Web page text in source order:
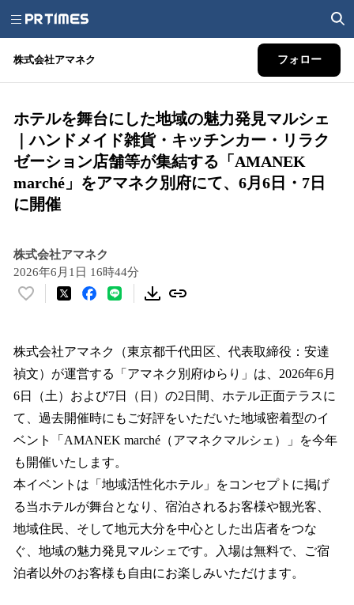
株式会社アマネク フォロー
ホテルを舞台にした地域の魅力発見マルシェ
｜ハンドメイド雑貨・キッチンカー・リラク
ゼーション店舗等が集結する「AMANEK
marché」をアマネク別府にて、6月6日・7日
に開催
株式会社アマネク
2026年6月1日 16時44分
い
！
数
を
読
込
中
で
す
株式会社アマネク（東京都千代田区、代表取締役：安達
禎文）が運営する「アマネク別府ゆらり」は、2026年6月
6日（土）および7日（日）の2日間、ホテル正面テラスに
て、過去開催時にもご好評をいただいた地域密着型のイ
ベント「AMANEK marché（アマネクマルシェ）」を今年
も開催いたします。
本イベントは「地域活性化ホテル」をコンセプトに掲げ
る当ホテルが舞台となり、宿泊されるお客様や観光客、
地域住民、そして地元大分を中心とした出店者をつな
ぐ、地域の魅力発見マルシェです。入場は無料で、ご宿
泊者以外のお客様も自由にお楽しみいただけます。